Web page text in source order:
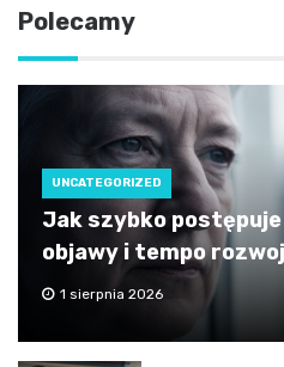
Polecamy
UNCATEGORIZED
Jak szybko postępuje
objawy i tempo
1 sierpnia 2026